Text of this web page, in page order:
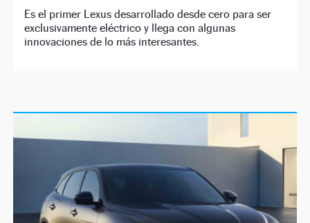
Es el primer Lexus desarrollado desde cero para ser
exclusivamente eléctrico y llega con algunas
innovaciones de lo más interesantes.